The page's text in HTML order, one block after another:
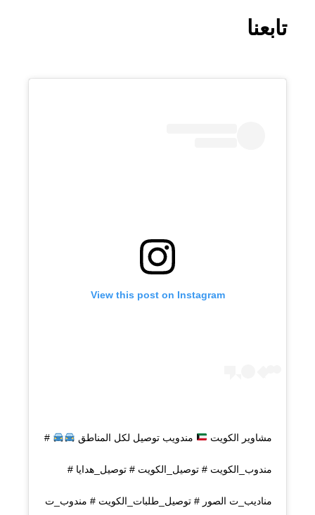
تابعنا
View this post on Instagram
مشاوير الكويت مندويب توصيل لكل المناطق #
مندوب_الكويت # توصيل_الكويت # توصيل_هدايا #
مناديب_ت الصور # توصيل_طلبات_الكويت # مندوب_ت